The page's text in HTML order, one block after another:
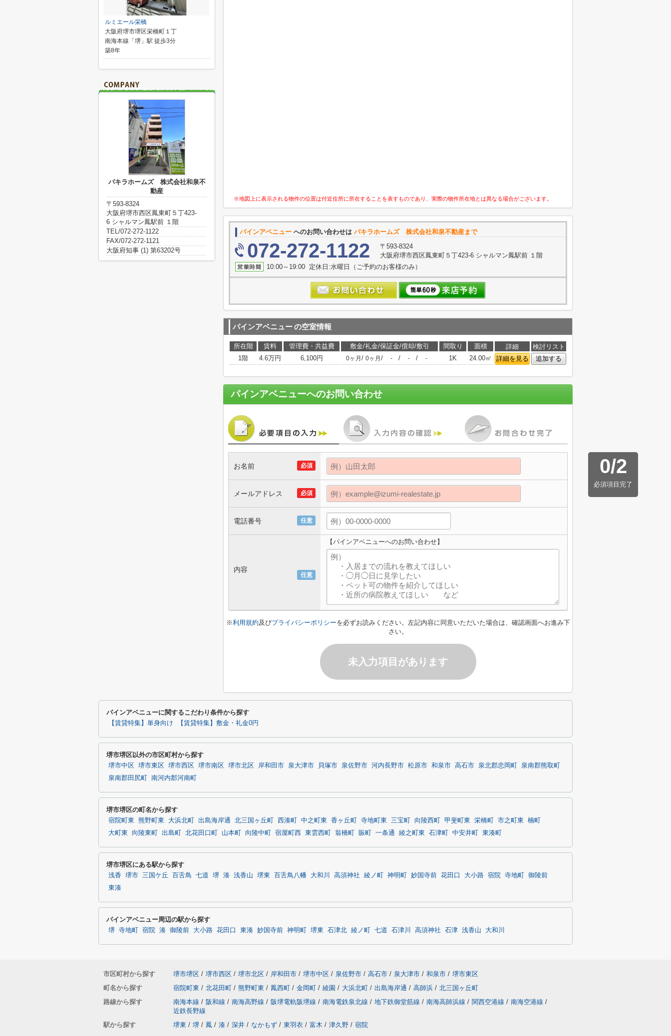
※地図上に表示される物件の位置は付近住所に所在することを表すものであり、実際の物件所在地とは異なる場合がございます。
パインアベニュー へのお問い合わせは パキラホームズ 株式会社和泉不動産まで
072-272-1122
〒593-8324
大阪府堺市西区鳳東町５丁423-6 シャルマン鳳駅前 １階
10:00～19:00 定休日:水曜日（ご予約のお客様のみ）
パインアベニューの空室情報
所在階 賃料 管理費・共益費 敷金/礼金/保証金/償却/敷引 間取り 面積 詳細
検討リスト
1階
4.6万円 6,100円 0ヶ月 / 0ヶ月 / - / - / - 1K 24.00㎡ 詳細を見る 追加する
パインアベニューへのお問い合わせ
0/2
必須項目完了
必須
お名前
必須
メールアドレス
任意
電話番号
任意
内容
【パインアベニューへのお問い合わせ】
※利用規約及びプライバシーポリシーを必ずお読みください。左記内容に同意いただいた場合は、確認画面へお進み下
さい。
未入力項目があります
ルミエール栄橋
大阪府堺市堺区栄橋町１丁
南海本線「堺」駅 徒歩3分
築8年
パキラホームズ 株式会社和泉不
動産
〒593-8324
大阪府堺市西区鳳東町５丁423-
6 シャルマン鳳駅前 １階
TEL/072-272-1122
FAX/072-272-1121
大阪府知事 (1) 第63202号
パインアベニューに関するこだわり条件から探す
【賃貸特集】単身向け 【賃貸特集】敷金・礼金0円
堺市堺区以外の市区町村から探す
堺市中区 堺市東区 堺市西区 堺市南区 堺市北区 岸和田市 泉大津市 貝塚市 泉佐野市 河内長野市 松原市 和泉市 高石市 泉北郡忠岡町
泉南郡熊取町
泉南郡田尻町
南河内郡河南町
堺市堺区の町名から探す
宿院町東 熊野町東 大浜北町 出島海岸通 北三国ヶ丘町 西湊町 中之町東 香ヶ丘町 寺地町東 三宝町 向陵西町 甲斐町東 栄橋町 市之町東
楠町
大町東
向陵東町 出島町 北花田口町 山本町 向陵中町 宿屋町西 東雲西町 翁橋町 賑町 一条通 綾之町東 石津町 中安井町 東湊町
堺市堺区にある駅から探す
浅香 堺市 三国ケ丘 百舌鳥 七道 堺 湊 浅香山 堺東 百舌鳥八幡 大和川 高須神社 綾ノ町 神明町 妙国寺前 花田口 大小路 宿院 寺地町
御陵前
東湊
パインアベニュー周辺の駅から探す
堺 寺地町 宿院 湊 御陵前 大小路 花田口 東湊 妙国寺前 神明町 堺東 石津北 綾ノ町 七道 石津川 高須神社 石津 浅香山 大和川
市区町村から探す 堺市堺区 / 堺市西区 / 堺市北区 / 岸和田市 / 堺市中区 / 泉佐野市 / 高石市 / 泉大津市 / 和泉市 / 堺市東区
町名から探す
宿院町東 / 北花田町 / 熊野町東 / 鳳西町 / 金岡町 / 綾園 / 大浜北町 / 出島海岸通 / 高師浜 / 北三国ヶ丘町
路線から探す
南海本線 / 阪和線 / 南海高野線 / 阪堺電軌阪堺線 / 南海電鉄泉北線 / 地下鉄御堂筋線 / 南海高師浜線 / 関西空港線 / 南海空港線 /
近鉄長野線
駅から探す
堺東 / 堺 / 鳳 / 湊 / 深井 / なかもず / 東羽衣 / 富木 / 津久野 / 宿院